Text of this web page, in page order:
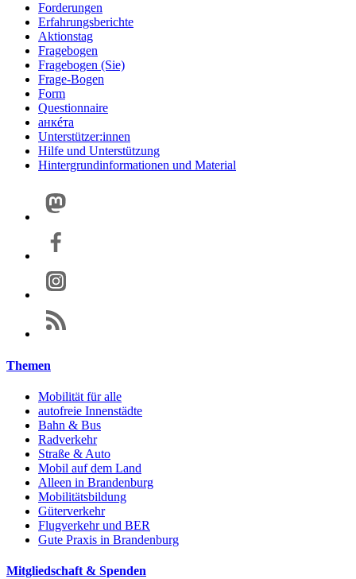
Forderungen
Erfahrungsberichte
Aktionstag
Fragebogen
Fragebogen (Sie)
Frage-Bogen
Form
Questionnaire
анкéта
Unterstützer:innen
Hilfe und Unterstützung
Hintergrundinformationen und Material
Themen
Mobilität für alle
autofreie Innenstädte
Bahn & Bus
Radverkehr
Straße & Auto
Mobil auf dem Land
Alleen in Brandenburg
Mobilitätsbildung
Güterverkehr
Flugverkehr und BER
Gute Praxis in Brandenburg
Mitgliedschaft & Spenden